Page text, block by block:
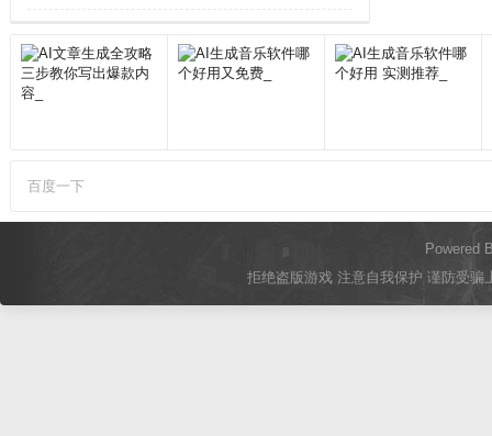
百度一下
Powered
拒绝盗版游戏 注意自我保护 谨防受